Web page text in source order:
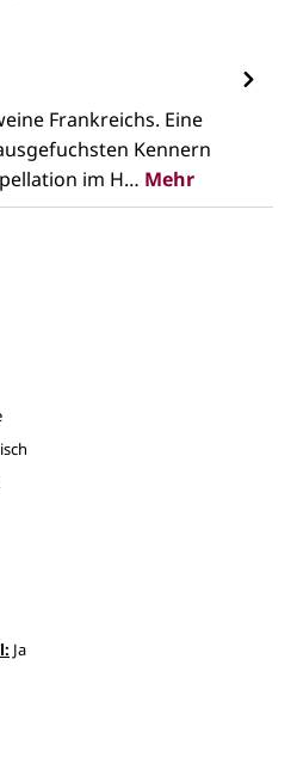
Frankreichs. Eine
Kennern
im H… Mehr
Ja